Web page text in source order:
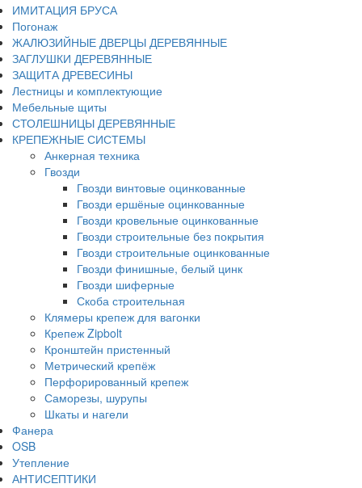
ИМИТАЦИЯ БРУСА
Погонаж
ЖАЛЮЗИЙНЫЕ ДВЕРЦЫ ДЕРЕВЯННЫЕ
ЗАГЛУШКИ ДЕРЕВЯННЫЕ
ЗАЩИТА ДРЕВЕСИНЫ
Лестницы и комплектующие
Мебельные щиты
СТОЛЕШНИЦЫ ДЕРЕВЯННЫЕ
КРЕПЕЖНЫЕ СИСТЕМЫ
Анкерная техника
Гвозди
Гвозди винтовые оцинкованные
Гвозди ершёные оцинкованные
Гвозди кровельные оцинкованные
Гвозди строительные без покрытия
Гвозди строительные оцинкованные
Гвозди финишные, белый цинк
Гвозди шиферные
Скоба строительная
Клямеры крепеж для вагонки
Крепеж Zipbolt
Кронштейн пристенный
Метрический крепёж
Перфорированный крепеж
Саморезы, шурупы
Шкаты и нагели
Фанера
OSB
Утепление
АНТИСЕПТИКИ